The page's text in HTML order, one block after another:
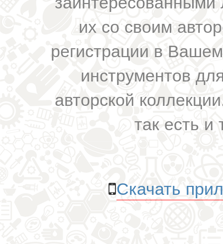
их со своим
регистрации в
инструментов
авторской
так есть и
Скачать